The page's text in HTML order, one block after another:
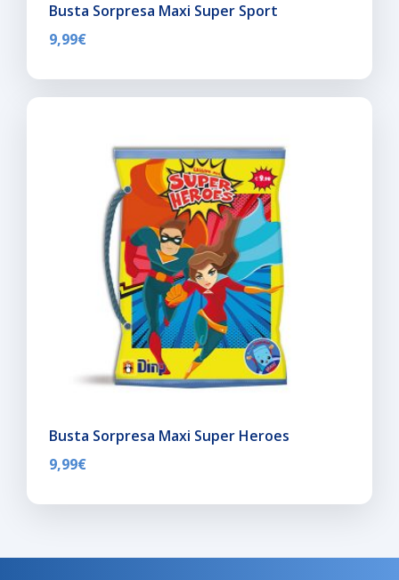
Busta Sorpresa Maxi Super Sport
9,99€
Busta Sorpresa Maxi Super Heroes
9,99€